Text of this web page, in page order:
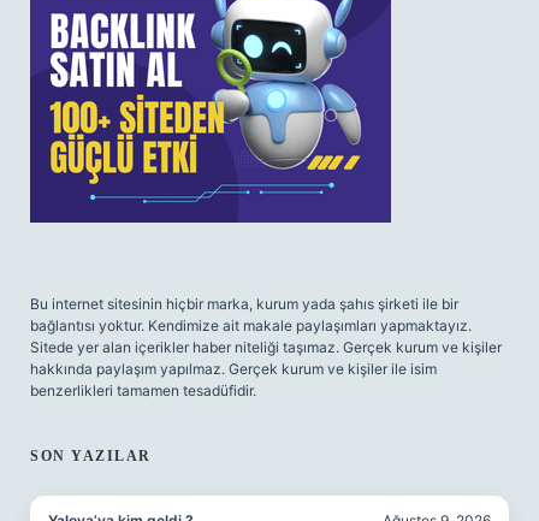
Bu internet sitesinin hiçbir marka, kurum yada şahıs şirketi ile bir
bağlantısı yoktur. Kendimize ait makale paylaşımları yapmaktayız.
Sitede yer alan içerikler haber niteliği taşımaz. Gerçek kurum ve kişiler
hakkında paylaşım yapılmaz. Gerçek kurum ve kişiler ile isim
benzerlikleri tamamen tesadüfidir.
SON YAZILAR